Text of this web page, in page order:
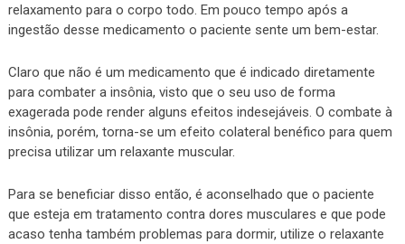
relaxamento para o corpo todo. Em pouco tempo após a
ingestão desse medicamento o paciente sente um bem-estar.
Claro que não é um medicamento que é indicado diretamente
para combater a insônia, visto que o seu uso de forma
exagerada pode render alguns efeitos indesejáveis. O combate à
insônia, porém, torna-se um efeito colateral benéfico para quem
precisa utilizar um relaxante muscular.
Para se beneficiar disso então, é aconselhado que o paciente
que esteja em tratamento contra dores musculares e que pode
acaso tenha também problemas para dormir, utilize o relaxante